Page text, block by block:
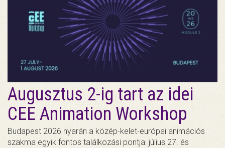
Augusztus 2-ig tart az idei
CEE Animation Workshop
Budapest 2026 nyarán a közép-kelet-európai animációs
szakma egyik fontos találkozási pontja: július 27. és